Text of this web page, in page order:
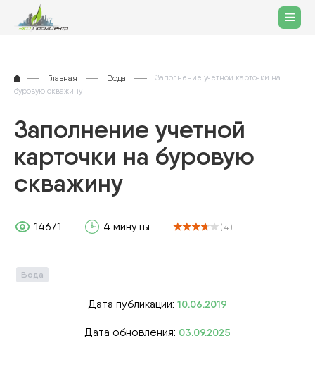
Главная Вода
Заполнение учетной карточки на
буровую скважину
Заполнение учетной
карточки на буровую
скважину
14671 4 минуты ( 4 )
Вода
Дата публикации: 10.06.2019
Дата обновления: 03.09.2025